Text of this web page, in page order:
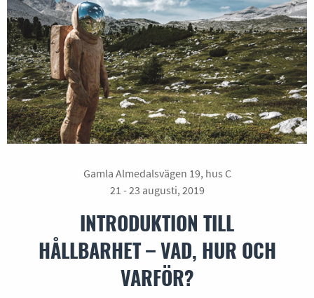
Gamla Almedalsvägen 19, hus C
21 - 23 augusti, 2019
INTRODUKTION TILL
HÅLLBARHET – VAD, HUR OCH
VARFÖR?